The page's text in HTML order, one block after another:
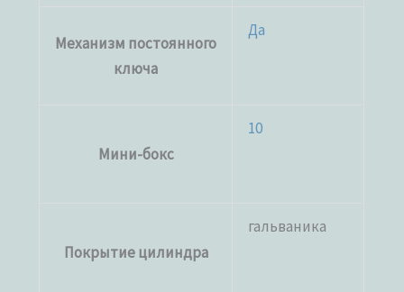
Механизм постоянного
ключа
Да
Мини-бокс
10
Покрытие цилиндра
гальваника